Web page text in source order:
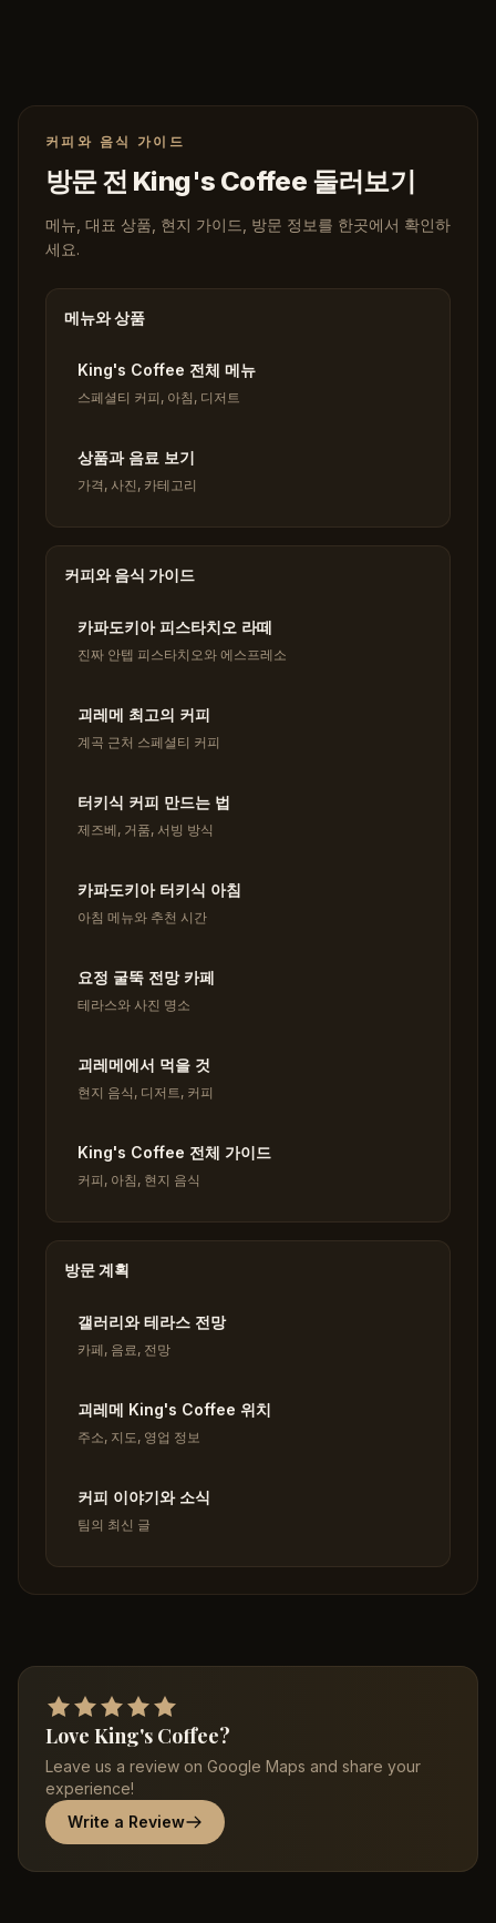
커피와 음식 가이드
방문 전 King's Coffee 둘러보기
메뉴, 대표 상품, 현지 가이드, 방문 정보를 한곳에서 확인하
세요.
메뉴와 상품
King's Coffee 전체 메뉴
스페셜티 커피, 아침, 디저트
상품과 음료 보기
가격, 사진, 카테고리
커피와 음식 가이드
카파도키아 피스타치오 라떼
진짜 안텝 피스타치오와 에스프레소
괴레메 최고의 커피
계곡 근처 스페셜티 커피
터키식 커피 만드는 법
제즈베, 거품, 서빙 방식
카파도키아 터키식 아침
아침 메뉴와 추천 시간
요정 굴뚝 전망 카페
테라스와 사진 명소
괴레메에서 먹을 것
현지 음식, 디저트, 커피
King's Coffee 전체 가이드
커피, 아침, 현지 음식
방문 계획
갤러리와 테라스 전망
카페, 음료, 전망
괴레메 King's Coffee 위치
주소, 지도, 영업 정보
커피 이야기와 소식
팀의 최신 글
Love King's Coffee?
Leave us a review on Google Maps and share your
experience!
Write a Review